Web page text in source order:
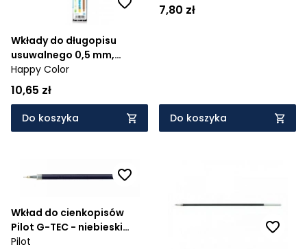
Wkłady do długopisu
usuwalnego 0,5 mm,
Standard A - Niebieskie
(HA AKR67K35-3)
Happy Color
10,65 zł
Do koszyka
7,80 zł
Do koszyka
Wkład do cienkopisów
Pilot G-TEC - niebieski
(BLS-GC4-L)
Pilot